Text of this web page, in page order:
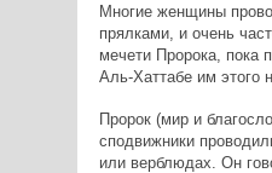
Многие женщины
прялками, и очень
мечети Пророка, пока
Аль-Хаттабе им этого
Пророк (мир и
сподвижники
или верблюдах. Он